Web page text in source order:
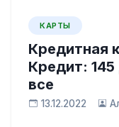
КАРТЫ
Кредитная
Кредит:
все
13.12.2022